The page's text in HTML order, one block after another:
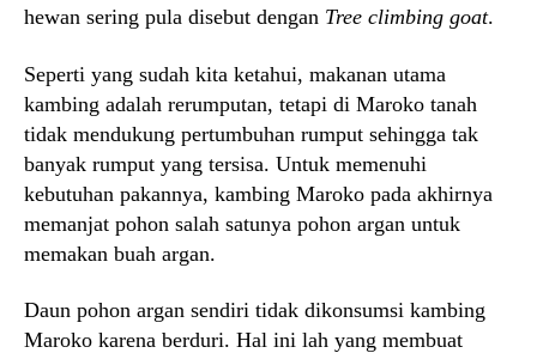
hewan sering pula disebut dengan Tree climbing goat.
Seperti yang sudah kita ketahui, makanan utama
kambing adalah rerumputan, tetapi di Maroko tanah
tidak mendukung pertumbuhan rumput sehingga tak
banyak rumput yang tersisa. Untuk memenuhi
kebutuhan pakannya, kambing Maroko pada akhirnya
memanjat pohon salah satunya pohon argan untuk
memakan buah argan.
Daun pohon argan sendiri tidak dikonsumsi kambing
Maroko karena berduri. Hal ini lah yang membuat